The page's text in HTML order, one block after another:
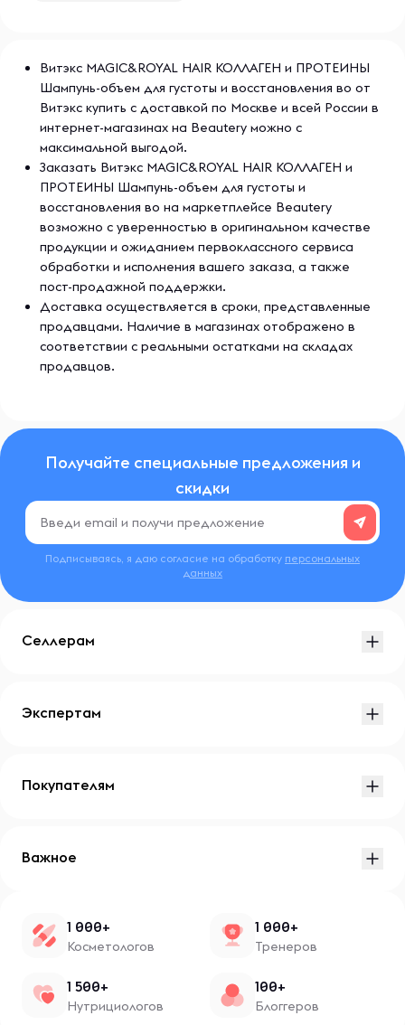
Витэкс MAGIC&ROYAL HAIR КОЛЛАГЕН и ПРОТЕИНЫ
Шампунь-объем для густоты и восстановления во от
Витэкс купить с доставкой по Москве и всей России в
интернет-магазинах на Beautery можно с
максимальной выгодой.
Заказать Витэкс MAGIC&ROYAL HAIR КОЛЛАГЕН и
ПРОТЕИНЫ Шампунь-объем для густоты и
восстановления во на маркетплейсе Beautery
возможно с уверенностью в оригинальном качестве
продукции и ожиданием первоклассного сервиса
обработки и исполнения вашего заказа, а также
пост-продажной поддержки.
Доставка осуществляется в сроки, представленные
продавцами. Наличие в магазинах отображено в
соответствии с реальными остатками на складах
продавцов.
Получайте специальные предложения и
скидки
Подписываясь, я даю согласие на обработку персональных
данных
Селлерам
Экспертам
Покупателям
Важное
1 000+
Косметологов
1 000+
Тренеров
1 500+
Нутрициологов
100+
Блоггеров